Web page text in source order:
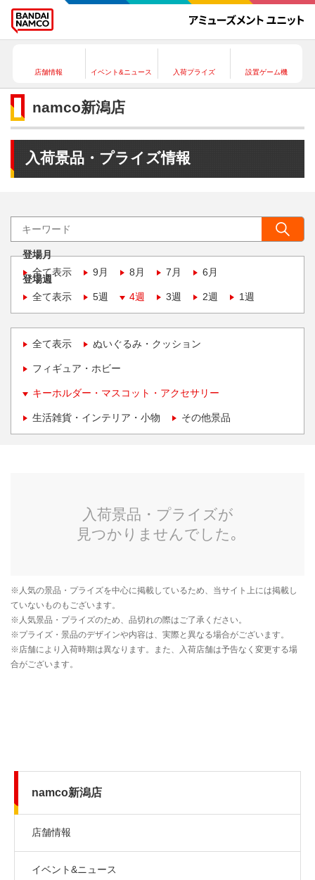
店舗情報 イベント&ニュース 入荷プライズ 設置ゲーム機
namco新潟店
入荷景品・プライズ情報
登場月
全て表示
9月 8月 7月 6月
登場週
全て表示
5週 4週 3週 2週 1週
全て表示 ぬいぐるみ・クッション
フィギュア・ホビー
キーホルダー・マスコット・アクセサリー
生活雑貨・インテリア・小物 その他景品
namco新潟店
店舗情報
イベント&ニュース